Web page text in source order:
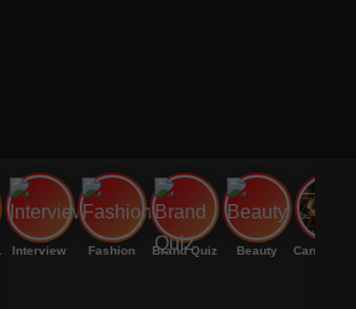
Interview Fashion Brand Quiz Beauty